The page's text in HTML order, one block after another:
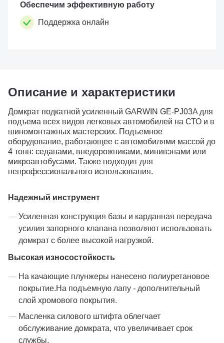
Обеспечим эффективную работу
Поддержка онлайн
Описание и характеристики
Домкрат подкатной усиленный GARWIN GE-PJ03A для
подъема всех видов легковых автомобилей на СТО и в
шиномонтажных мастерских. Подъемное
оборудование, работающее с автомобилями массой до
4 тонн: седанами, внедорожниками, минивэнами или
микроавтобусами. Также подходит для
непрофессионального использования.
Надежный инструмент
Усиленная конструкция базы и карданная передача
усилия запорного клапана позволяют использовать
домкрат с более высокой нагрузкой.
Высокая износостойкость
На качающие плунжеры нанесено полиуретановое
покрытие.На подъемную лапу - дополнительный
слой хромового покрытия.
Масленка силового штифта облегчает
обслуживание домкрата, что увеличивает срок
службы.